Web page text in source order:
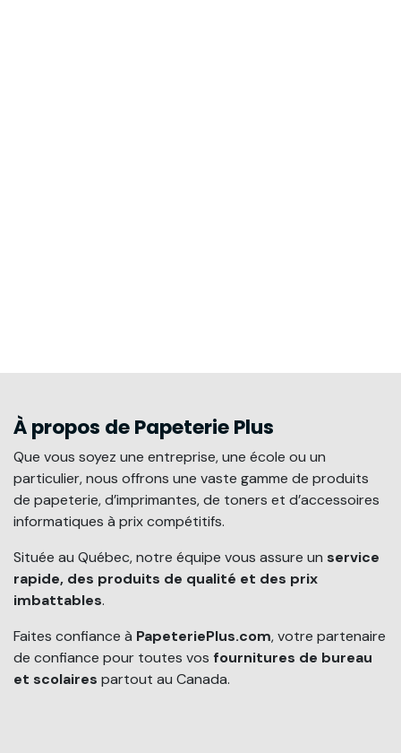
À propos de Papeterie Plus
Que vous soyez une entreprise, une école ou un
particulier, nous offrons une vaste gamme de produits
de papeterie, d’imprimantes, de toners et d’accessoires
informatiques à prix compétitifs.
Située au Québec, notre équipe vous assure un service
rapide, des produits de qualité et des prix
imbattables.
Faites confiance à PapeteriePlus.com, votre partenaire
de confiance pour toutes vos fournitures de bureau
et scolaires partout au Canada.